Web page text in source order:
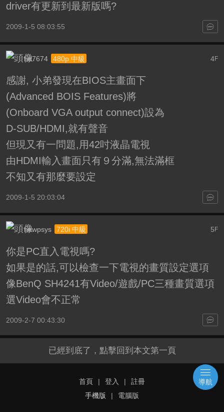
driver有更新到最新版嗎?
2009-1-5 08:03:55
4F
hd7674 480p 中級
感謝, 小弟發現在BIOS主畫面下
(Advanced BOIS Features)將
(Onboard VGA output connect)設為
D-SUB/HDMI,就有聲音
但現又有一問題,用42吋液晶電視
由HDMI輸入畫面只有９分滿,無法滿框
不知又有那麼要設定
2009-1-5 20:03:04
5F
newpsys 720i 中級
你是PC直入電視嗎?
如果是的話,可以檢查一下電視的畫質設定選項
像BenQ SH4241有Video/遊戲/PC三種畫質選項
選Video會不正常
2009-2-7 00:43:30
已經到底了，點擊回到本文第一頁
首頁 | 登入 |
註冊
手機版
| 電腦版
導航